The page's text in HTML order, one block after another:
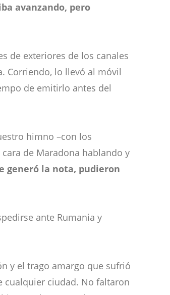
avanzando, pero
de exteriores de los canales
Corriendo, lo llevó al móvil
de emitirlo antes del
himno –con los
de Maradona hablando y
generó la nota, pudieron
ante Rumania y
y el trago amargo que sufrió
cualquier ciudad. No faltaron